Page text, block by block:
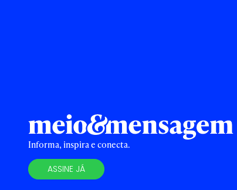
Informa, inspira e conecta.
ASSINE JÁ